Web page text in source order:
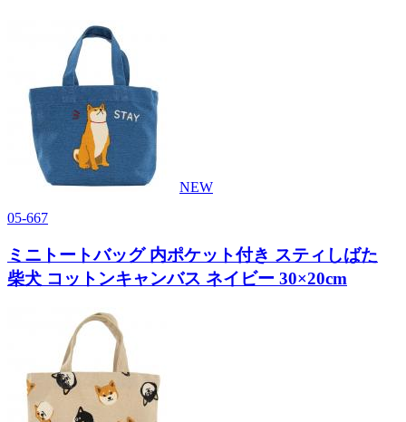
NEW
05-667
ミニトートバッグ 内ポケット付き スティしばた
柴犬 コットンキャンバス ネイビー 30×20cm